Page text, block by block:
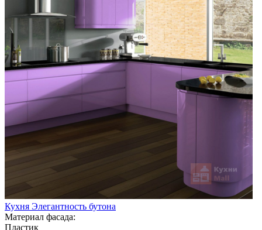
Кухня Элегантность бутона
Материал фасада:
Пластик